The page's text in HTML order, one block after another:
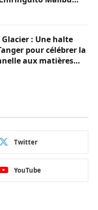
: Une halte
pour célébrer la
aux matières
Twitter
YouTube